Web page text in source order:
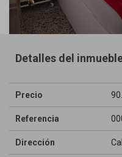
Detalles del
Precio
Referencia
Dirección